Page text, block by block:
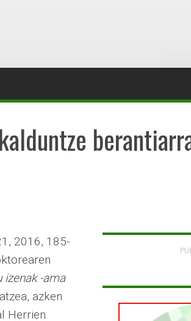
2016, 185-
izenak -ama
azken
Herrien